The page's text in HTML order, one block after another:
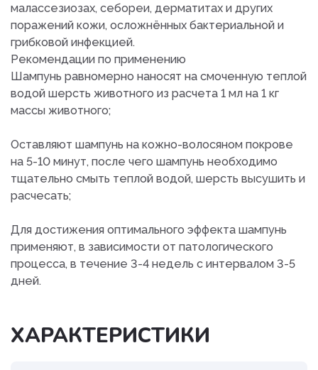
малассезиозах, себореи, дерматитах и других
поражений кожи, осложнённых бактериальной и
грибковой инфекцией.
Рекомендации по применению
Шампунь равномерно наносят на смоченную теплой
водой шерсть животного из расчета 1 мл на 1 кг
массы животного;
Оставляют шампунь на кожно-волосяном покрове
на 5-10 минут, после чего шампунь необходимо
тщательно смыть теплой водой, шерсть высушить и
расчесать;
Для достижения оптимального эффекта шампунь
применяют, в зависимости от патологического
процесса, в течение 3-4 недель с интервалом 3-5
дней.
ХАРАКТЕРИСТИКИ